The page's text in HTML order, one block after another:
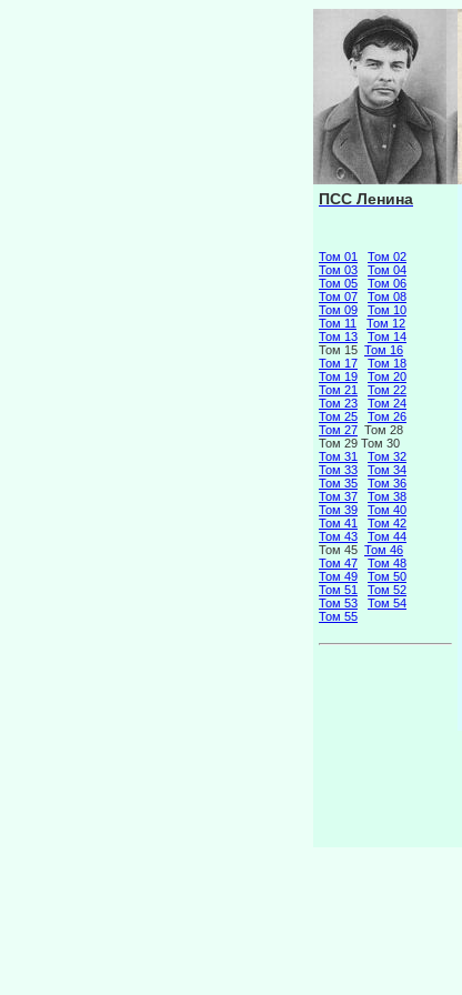
ПСС Ленина
Том 01
Том 02
Том 03
Том 04
Том 05
Том 06
Том 07
Том 08
Том 09
Том 10
Том 11
Том 12
Том 13
Том 14
Том 15 Том 16
Том 17
Том 18
Том 19
Том 20
Том 21
Том 22
Том 23
Том 24
Том 25
Том 26
Том 27 Том 28
Том 29 Том 30
Том 31
Том 32
Том 33
Том 34
Том 35
Том 36
Том 37
Том 38
Том 39
Том 40
Том 41
Том 42
Том 43
Том 44
Том 45 Том 46
Том 47
Том 48
Том 49
Том 50
Том 51
Том 52
Том 53
Том 54
Том 55